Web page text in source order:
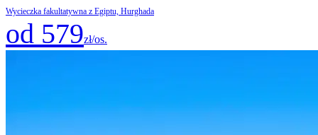
Wycieczka fakultatywna z Egiptu, Hurghada
od 579zł/os.